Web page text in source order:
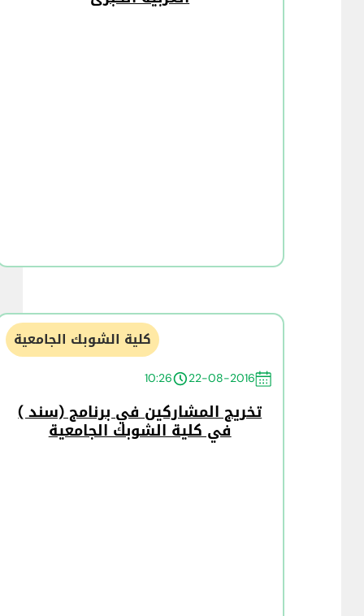
كلية الشوبك الجامعية
22-08-2016
10:26
تخريج المشاركين في برنامج (سند )
في كلية الشوبك الجامعية